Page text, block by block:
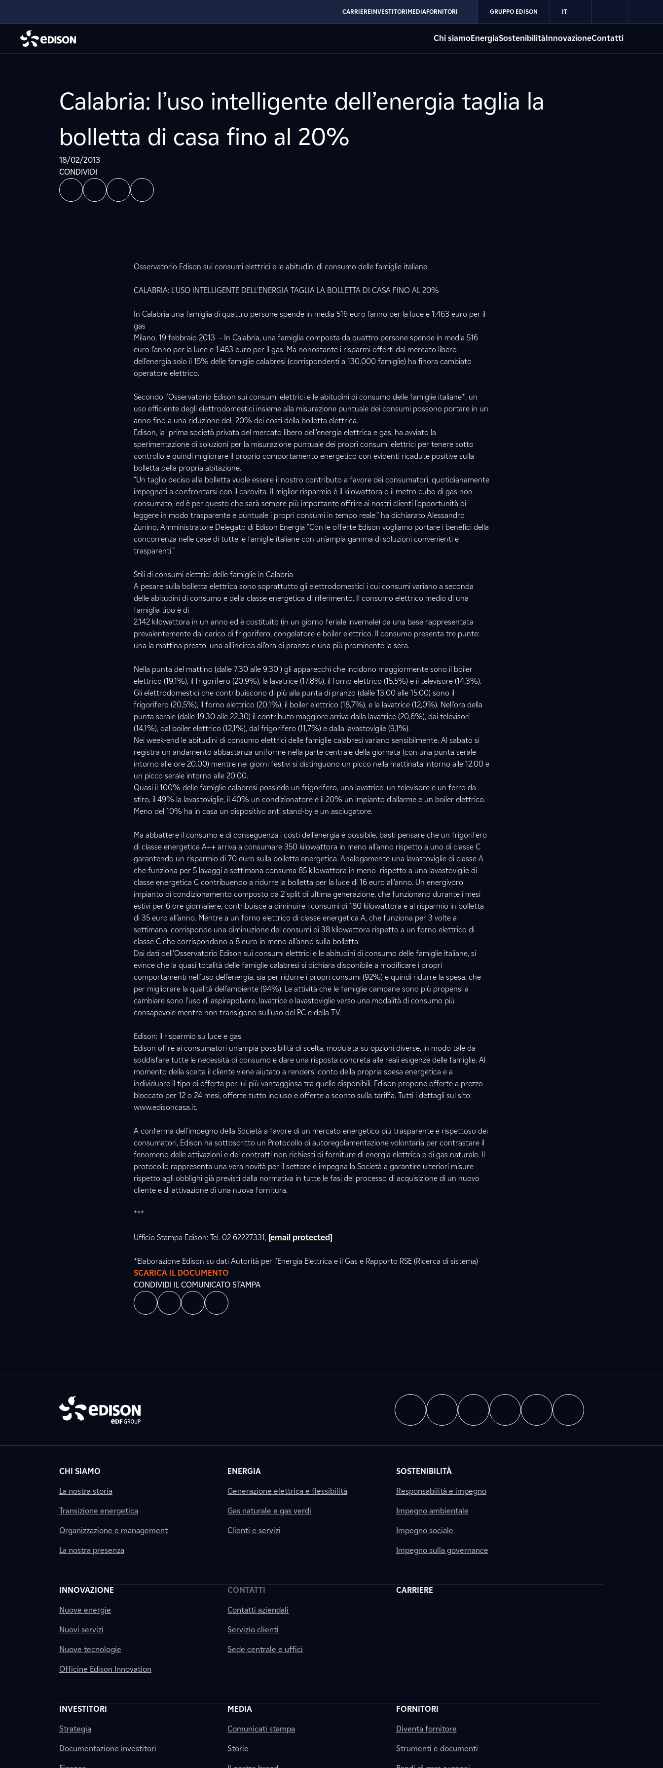
CARRIEREINVESTITORIMEDIAFORNITORI GRUPPO EDISON IT
Chi siamoEnergiaSostenibilitàInnovazioneContatti
Calabria: l’uso intelligente dell’energia taglia la
bolletta di casa fino al 20%
18/02/2013
CONDIVIDI
Osservatorio Edison sui consumi elettrici e le abitudini di consumo delle famiglie italiane
CALABRIA: L’USO INTELLIGENTE DELL’ENERGIA TAGLIA LA BOLLETTA DI CASA FINO AL 20%
In Calabria una famiglia di quattro persone spende in media 516 euro l’anno per la luce e 1.463 euro per il
gas
Milano, 19 febbraio 2013 – In Calabria, una famiglia composta da quattro persone spende in media 516
euro l’anno per la luce e 1.463 euro per il gas. Ma nonostante i risparmi offerti dal mercato libero
dell’energia solo il 15% delle famiglie calabresi (corrispondenti a 130.000 famiglie) ha finora cambiato
operatore elettrico.
Secondo l’Osservatorio Edison sui consumi elettrici e le abitudini di consumo delle famiglie italiane*, un
uso efficiente degli elettrodomestici insieme alla misurazione puntuale dei consumi possono portare in un
anno fino a una riduzione del 20% dei costi della bolletta elettrica.
Edison, la prima società privata del mercato libero dell’energia elettrica e gas, ha avviato la
sperimentazione di soluzioni per la misurazione puntuale dei propri consumi elettrici per tenere sotto
controllo e quindi migliorare il proprio comportamento energetico con evidenti ricadute positive sulla
bolletta della propria abitazione.
“Un taglio deciso alla bolletta vuole essere il nostro contributo a favore dei consumatori, quotidianamente
impegnati a confrontarsi con il carovita. Il miglior risparmio è il kilowattora o il metro cubo di gas non
consumato, ed è per questo che sarà sempre più importante offrire ai nostri clienti l’opportunità di
leggere in modo trasparente e puntuale i propri consumi in tempo reale.” ha dichiarato Alessandro
Zunino, Amministratore Delegato di Edison Energia “Con le offerte Edison vogliamo portare i benefici della
concorrenza nelle case di tutte le famiglie italiane con un’ampia gamma di soluzioni convenienti e
trasparenti.”
Stili di consumi elettrici delle famiglie in Calabria
A pesare sulla bolletta elettrica sono soprattutto gli elettrodomestici i cui consumi variano a seconda
delle abitudini di consumo e della classe energetica di riferimento. Il consumo elettrico medio di una
famiglia tipo è di
2.142 kilowattora in un anno ed è costituito (in un giorno feriale invernale) da una base rappresentata
prevalentemente dal carico di frigorifero, congelatore e boiler elettrico. Il consumo presenta tre punte:
una la mattina presto, una all’incirca all’ora di pranzo e una più prominente la sera.
Nella punta del mattino (dalle 7.30 alle 9.30 ) gli apparecchi che incidono maggiormente sono il boiler
elettrico (19,1%), il frigorifero (20,9%), la lavatrice (17,8%), il forno elettrico (15,5%) e il televisore (14,3%).
Gli elettrodomestici che contribuiscono di più alla punta di pranzo (dalle 13.00 alle 15.00) sono il
frigorifero (20,5%), il forno elettrico (20,1%), il boiler elettrico (18,7%), e la lavatrice (12,0%). Nell’ora della
punta serale (dalle 19.30 alle 22.30) il contributo maggiore arriva dalla lavatrice (20,6%), dai televisori
(14,1%), dal boiler elettrico (12,1%), dal frigorifero (11,7%) e dalla lavastoviglie (9,1%).
Nei week-end le abitudini di consumo elettrici delle famiglie calabresi variano sensibilmente. Al sabato si
registra un andamento abbastanza uniforme nella parte centrale della giornata (con una punta serale
intorno alle ore 20.00) mentre nei giorni festivi si distinguono un picco nella mattinata intorno alle 12.00 e
un picco serale intorno alle 20.00.
Quasi il 100% delle famiglie calabresi possiede un frigorifero, una lavatrice, un televisore e un ferro da
stiro, il 49% la lavastoviglie, il 40% un condizionatore e il 20% un impianto d’allarme e un boiler elettrico.
Meno del 10% ha in casa un dispositivo anti stand-by e un asciugatore.
Ma abbattere il consumo e di conseguenza i costi dell’energia è possibile, basti pensare che un frigorifero
di classe energetica A++ arriva a consumare 350 kilowattora in meno all’anno rispetto a uno di classe C
garantendo un risparmio di 70 euro sulla bolletta energetica. Analogamente una lavastoviglie di classe A
che funziona per 5 lavaggi a settimana consuma 85 kilowattora in meno rispetto a una lavastoviglie di
classe energetica C contribuendo a ridurre la bolletta per la luce di 16 euro all’anno. Un energivoro
impianto di condizionamento composto da 2 split di ultima generazione, che funzionano durante i mesi
estivi per 6 ore giornaliere, contribuisce a diminuire i consumi di 180 kilowattora e al risparmio in bolletta
di 35 euro all’anno. Mentre a un forno elettrico di classe energetica A, che funziona per 3 volte a
settimana, corrisponde una diminuzione dei consumi di 38 kilowattora rispetto a un forno elettrico di
classe C che corrispondono a 8 euro in meno all’anno sulla bolletta.
Dai dati dell’Osservatorio Edison sui consumi elettrici e le abitudini di consumo delle famiglie italiane, si
evince che la quasi totalità delle famiglie calabresi si dichiara disponibile a modificare i propri
comportamenti nell’uso dell’energia, sia per ridurre i propri consumi (92%) e quindi ridurre la spesa, che
per migliorare la qualità dell’ambiente (94%). Le attività che le famiglie campane sono più propensi a
cambiare sono l’uso di aspirapolvere, lavatrice e lavastoviglie verso una modalità di consumo più
consapevole mentre non transigono sull’uso del PC e della TV.
Edison: il risparmio su luce e gas
Edison offre ai consumatori un’ampia possibilità di scelta, modulata su opzioni diverse, in modo tale da
soddisfare tutte le necessità di consumo e dare una risposta concreta alle reali esigenze delle famiglie. Al
momento della scelta il cliente viene aiutato a rendersi conto della propria spesa energetica e a
individuare il tipo di offerta per lui più vantaggiosa tra quelle disponibili. Edison propone offerte a prezzo
bloccato per 12 o 24 mesi, offerte tutto incluso e offerte a sconto sulla tariffa. Tutti i dettagli sul sito:
www.edisoncasa.it.
A conferma dell’impegno della Società a favore di un mercato energetico più trasparente e rispettoso dei
consumatori, Edison ha sottoscritto un Protocollo di autoregolamentazione volontaria per contrastare il
fenomeno delle attivazioni e dei contratti non richiesti di forniture di energia elettrica e di gas naturale. Il
protocollo rappresenta una vera novità per il settore e impegna la Società a garantire ulteriori misure
rispetto agli obblighi già previsti dalla normativa in tutte le fasi del processo di acquisizione di un nuovo
cliente e di attivazione di una nuova fornitura.
***
Ufficio Stampa Edison: Tel. 02 62227331, [email protected]
*Elaborazione Edison su dati Autorità per l’Energia Elettrica e il Gas e Rapporto RSE (Ricerca di sistema)
SCARICA IL DOCUMENTO
CONDIVIDI IL COMUNICATO STAMPA
CHI SIAMO
La nostra storia
Transizione energetica
Organizzazione e management
La nostra presenza
ENERGIA
Generazione elettrica e flessibilità
Gas naturale e gas verdi
Clienti e servizi
SOSTENIBILITÀ
Responsabilità e impegno
Impegno ambientale
Impegno sociale
Impegno sulla governance
INNOVAZIONE
Nuove energie
Nuovi servizi
Nuove tecnologie
Officine Edison Innovation
CONTATTI
Contatti aziendali
Servizio clienti
Sede centrale e uffici
CARRIERE
INVESTITORI
Strategia
Documentazione investitori
MEDIA
Comunicati stampa
Storie
FORNITORI
Diventa fornitore
Strumenti e documenti